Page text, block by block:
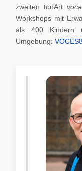
zweiten tonArt
Workshops mit
als 400 Kindern
Umgebung: